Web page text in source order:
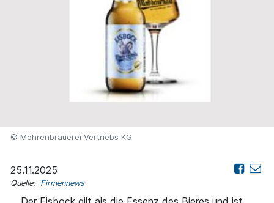
© Mohrenbrauerei Vertriebs KG
25.11.2025
Quelle: Firmennews